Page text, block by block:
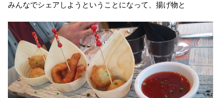
みんなでシェアしようということになって、揚げ物と